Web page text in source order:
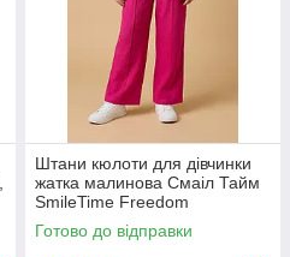
Штани кюлоти для дівчинки
жатка малинова Смаіл Тайм
SmileTime Freedom
Готово до відправки